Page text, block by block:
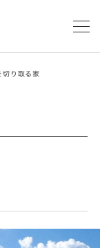
メ
り取る家